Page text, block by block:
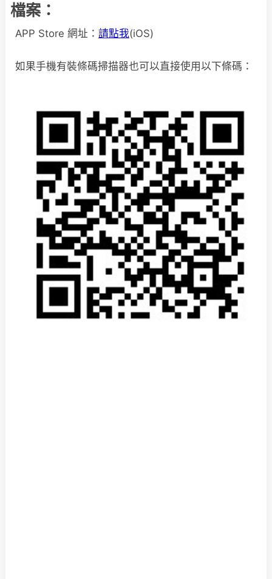
檔案：
APP Store 網址： 請點我(iOS)
如果手機有裝條碼掃描器也可以直接使用以下條碼：